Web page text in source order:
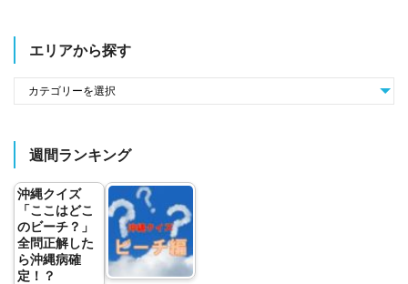
エリアから探す
週間ランキング
沖縄クイズ
「ここはどこ
のビーチ？」
全問正解した
ら沖縄病確
定！？